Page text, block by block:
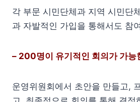
각 부문 시민단체과 지역 시민단
과 자발적인 가입을 통해서도 참
– 200명이 유기적인 회의가 가능
운영위원회에서 초안을 만들고,